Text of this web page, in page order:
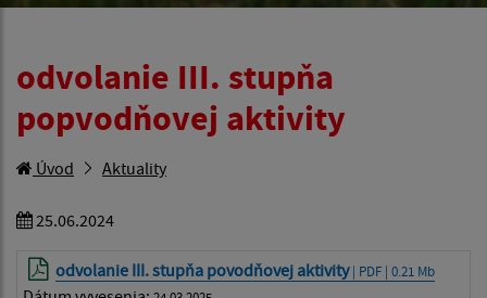
odvolanie III. stupňa
popvodňovej aktivity
Úvod Aktuality
25.06.2024
odvolanie III. stupňa povodňovej aktivity| PDF | 0.21 Mb